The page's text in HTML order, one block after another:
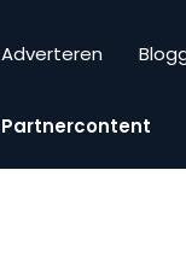
Adverteren
Partnercontent